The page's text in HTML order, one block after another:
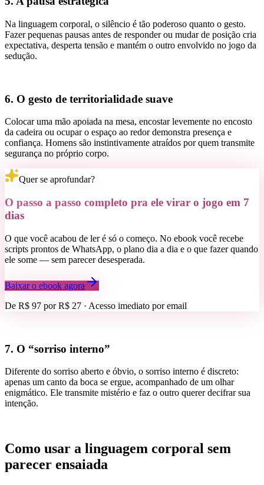
Na linguagem corporal, o silêncio é tão poderoso quanto o gesto.
Fazer pequenas pausas antes de responder ou mudar de posição cria
expectativa, desperta tensão e mantém o outro envolvido no jogo da
sedução.
6. O gesto de territorialidade suave
Colocar uma mão apoiada na mesa, encostar levemente no encosto
da cadeira ou ocupar o espaço ao redor demonstra presença e
confiança. Homens são instintivamente atraídos por quem transmite
segurança no próprio corpo.
Quer se aprofundar?
O passo a passo completo pra ele virar o jogo em 7
dias
O que você acabou de ler é só o começo. No ebook você recebe
scripts prontos de WhatsApp, o plano dia a dia e o que fazer quando
ele some — sem parecer desesperada.
Baixar o ebook agora
De R$ 97 porR$ 27 · Acesso imediato por email
7. O “sorriso interno”
Diferente do sorriso aberto e óbvio, o sorriso interno é discreto:
apenas um canto da boca se ergue, acompanhado de um olhar
enigmático. Ele transmite mistério e faz o outro querer decifrar sua
intenção.
Como usar a linguagem corporal sem
parecer ensaiada